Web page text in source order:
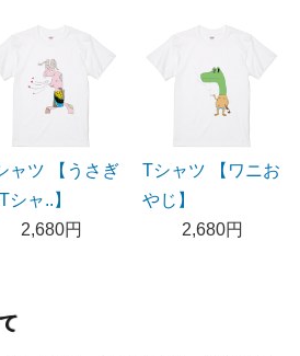
ャツ 【うさぎ
シャ..】
2,680円
Tシャツ 【ワニお
やじ】
2,680円